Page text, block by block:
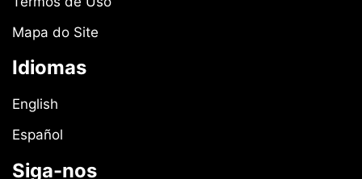
Mapa do Site
Idiomas
English
Español
Siga-nos